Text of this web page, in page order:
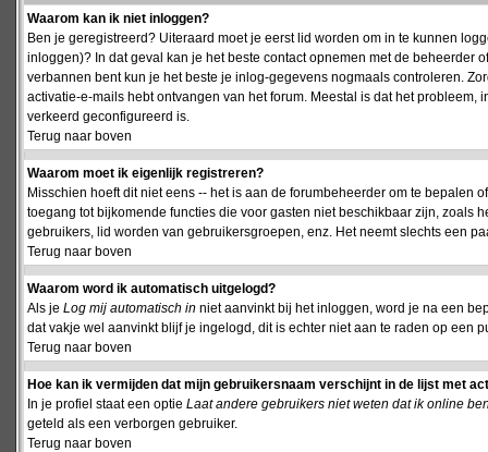
Waarom kan ik niet inloggen?
Ben je geregistreerd? Uiteraard moet je eerst lid worden om in te kunnen
inloggen)? In dat geval kan je het beste contact opnemen met de beheerder
verbannen bent kun je het beste je inlog-gegevens nogmaals controleren.
activatie-e-mails hebt ontvangen van het forum. Meestal is dat het
verkeerd geconfigureerd is.
Terug naar boven
Waarom moet ik eigenlijk registreren?
Misschien hoeft dit niet eens -- het is aan de forumbeheerder om te bepalen
toegang tot bijkomende functies die voor gasten niet beschikbaar zijn,
gebruikers, lid worden van gebruikersgroepen, enz. Het neemt slechts een
Terug naar boven
Waarom word ik automatisch uitgelogd?
Als je Log mij automatisch in niet aanvinkt bij het inloggen, word je na een
dat vakje wel aanvinkt blijf je ingelogd, dit is echter niet aan te raden op een
Terug naar boven
Hoe kan ik vermijden dat mijn gebruikersnaam verschijnt in de lijst met
In je profiel staat een optie Laat andere gebruikers niet weten dat ik online
geteld als een verborgen gebruiker.
Terug naar boven